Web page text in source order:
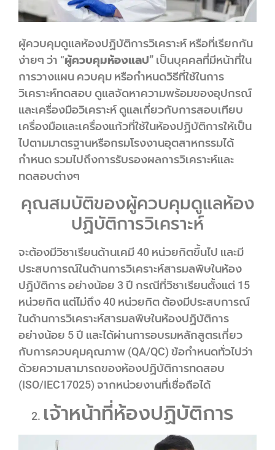
ผู้ควบคุมดูแลห้องปฏิบัติการวิเคราะห์ หรือที่เรียกกัน
ง่ายๆ ว่า “ผู้ควบคุมห้องแลป” เป็นบุคคลที่มีหน้าที่ใน
การวางแผน ควบคุม หรือกำหนดวิธีที่ใช้ในการ
วิเคราะห์ทดสอบ ดูแลจัดหาความพร้อมของอุปกรณ์
และเครื่องมือวิเคราะห์ ดูแลเกี่ยวกับการสอบเทียบ
เครื่องมือและเครื่องแก้วที่ใช้ในห้องปฏิบัติการให้เป็น
ไปตามมาตรฐานหรือกรมโรงงานอุตสาหกรรมได้
กำหนด รวมไปถึงการรับรองผลการวิเคราะห์และ
ทดสอบต่างๆ
คุณสมบัติของผู้ควบคุมดูแลห้อง
ปฏิบัติการวิเคราะห์
จะต้องมีวิชาเรียนด้านเคมี 40 หน่วยกิตขึ้นไป และมี
ประสบการณ์ในด้านการวิเคราะห์สารมลพิษในห้อง
ปฏิบัติการ อย่างน้อย 3 ปี กรณีที่วิชาเรียนตั้งแต่ 15
หน่วยกิต แต่ไม่ถึง 40 หน่วยกิต ต้องมีประสบการณ์
ในด้านการวิเคราะห์สารมลพิษในห้องปฏิบัติการ
อย่างน้อย 5 ปี และได้ผ่านการอบรมหลักสูตรเกี่ยว
กับการควบคุมคุณภาพ (QA/QC) ข้อกำหนดทั่วไปว่า
ด้วยความสามารถของห้องปฏิบัติการทดสอบ
(ISO/IEC17025) จากหน่วยงานที่เชื่อถือได้
เจ้าหน้าที่ห้องปฏิบัติการ